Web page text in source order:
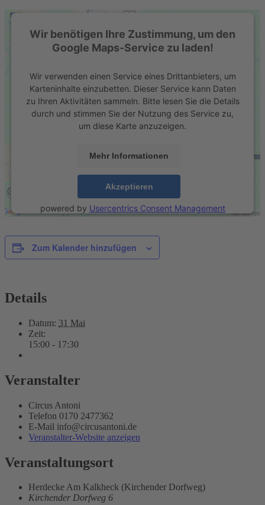
Wir benötigen Ihre Zustimmung, um den
Google Maps-Service zu laden!
Wir verwenden einen Service eines Drittanbieters, um
Karteninhalte einzubetten. Dieser Service kann Daten
zu Ihren Aktivitäten sammeln. Bitte lesen Sie die Details
durch und stimmen Sie der Nutzung des Service zu,
um diese Karte anzuzeigen.
Mehr Informationen
Akzeptieren
powered by Usercentrics Consent Management
Zum Kalender hinzufügen
Details
Datum: 31 Mai
Zeit:
15:00 - 17:30
Veranstalter
Circus Antoni
Telefon 0170 2477362
E-Mail info@circusantoni.de
Veranstalter-Website anzeigen
Veranstaltungsort
Herdecke Am Kalkheck (Kirchender Dorfweg)
Kirchender Dorfweg 6